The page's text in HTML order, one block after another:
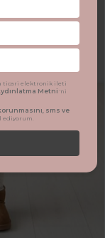
ticari elektronik ileti
Metni 'ni
sms ve
ediyorum.